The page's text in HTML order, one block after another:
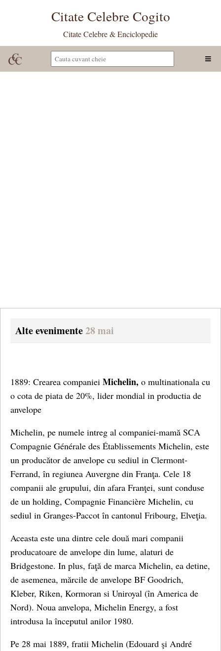
Citate Celebre Cogito
Citate Celebre & Enciclopedie
Alte evenimente28 mai
1889: Crearea companiei Michelin, o multinationala cu
o cota de piata de 20%, lider mondial in productia de
anvelope
Michelin, pe numele intreg al companiei-mamă SCA
Compagnie Générale des Établissements Michelin, este
un producător de anvelope cu sediul in Clermont-
Ferrand, în regiunea Auvergne din Franţa. Cele 18
companii ale grupului, din afara Franţei, sunt conduse
de un holding, Compagnie Financière Michelin, cu
sediul in Granges-Paccot în cantonul Fribourg, Elveţia.
Aceasta este una dintre cele două mari companii
producatoare de anvelope din lume, alaturi de
Bridgestone. In plus, faţă de marca Michelin, ea detine,
de asemenea, mărcile de anvelope BF Goodrich,
Kleber, Riken, Kormoran si Uniroyal (în America de
Nord). Noua anvelopa, Michelin Energy, a fost
introdusa la începutul anilor 1980.
Pe 28 mai 1889, fratii Michelin (Edouard şi André